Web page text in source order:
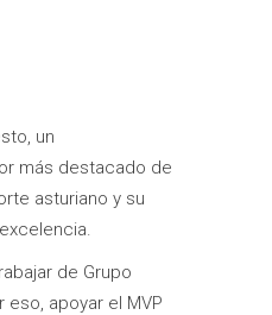
un
más destacado de
asturiano y su
de Grupo
apoyar el MVP